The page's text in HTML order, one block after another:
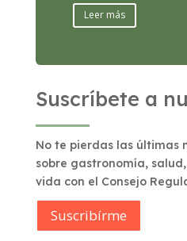
Leer más
Suscríbete a
No te pierdas las últimas
sobre gastronomía,
vida con el Consejo
Suscribírme